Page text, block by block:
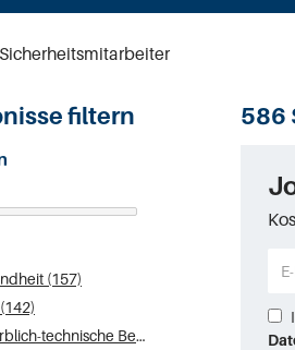
Sicherheitsmitarbeiter
filtern
(157)
Handwerk / gewerblich-technische Berufe (141)
586